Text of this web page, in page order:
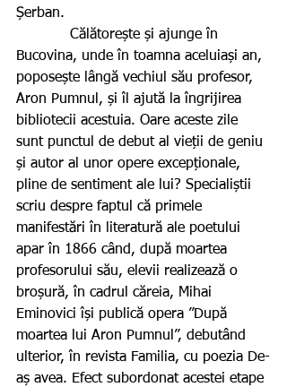
Șerban.
Bucovina, unde în toamna aceluiași an,
poposește lângă vechiul său profesor,
Aron Pumnul, și îl ajută la îngrijirea
bibliotecii acestuia. Oare aceste zile
sunt punctul de debut al vieții de geniu
și autor al unor opere excepționale,
pline de sentiment ale lui? Specialiștii
scriu despre faptul că primele
manifestări în literatură ale poetului
apar în 1866 când, după moartea
profesorului său, elevii realizează o
broșură, în cadrul căreia, Mihai
Eminovici își publică opera ”După
moartea lui Aron Pumnul”, debutând
ulterior, în revista Familia, cu poezia De-
aș avea. Efect subordonat acestei etape